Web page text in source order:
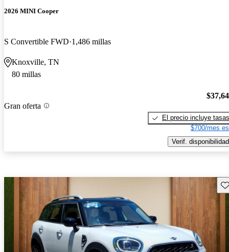
2026 MINI Cooper
S Convertible FWD 1,486 millas
Knoxville, TN
80 millas
Gran oferta
El precio incluye tasas
$700/mes
Verif. disponibilidad